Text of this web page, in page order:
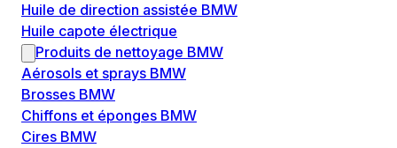
Huile de direction assistée BMW
Huile capote électrique
Produits de nettoyage BMW
Aérosols et sprays BMW
Brosses BMW
Chiffons et éponges BMW
Cires BMW